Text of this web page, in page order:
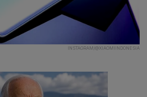
INSTAGRAM/@XIAOMIINDONESIA